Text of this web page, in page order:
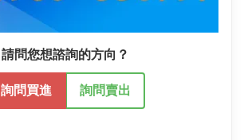
請問您想諮詢的方向？
詢問買進 詢問賣出